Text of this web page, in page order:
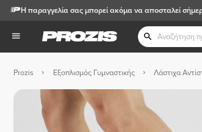
Η παραγγελία σας μπορεί ακόμα να αποσταλεί
Prozis Εξοπλισμός Γυμναστικής Λάστιχα